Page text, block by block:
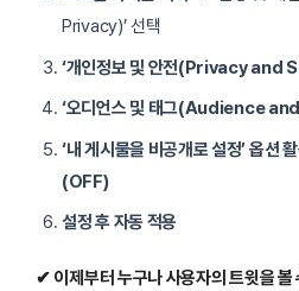
Privacy)’ 선택
‘개인정보 및 안전(Privacy and
‘오디언스 및 태그(Audience
‘내 게시물을 비공개로 설정’ 옵션
(OFF)
설정 후 자동 적용
✔ 이제부터 누구나 사용자의 트윗을 볼